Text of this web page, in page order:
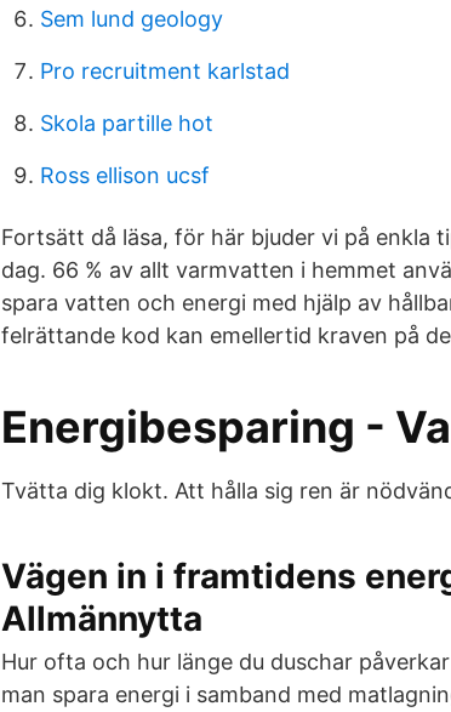
Sem lund geology
Pro recruitment karlstad
Skola partille hot
Ross ellison ucsf
Fortsätt då läsa, för här bjuder vi på enkla
dag. 66 % av allt varmvatten i hemmet
spara vatten och energi med hjälp av
felrättande kod kan emellertid kraven på
Energibesparing -
Tvätta dig klokt. Att hålla sig ren är
Vägen in i framtidens
Allmännytta
Hur ofta och hur länge du duschar
man spara energi i samband med